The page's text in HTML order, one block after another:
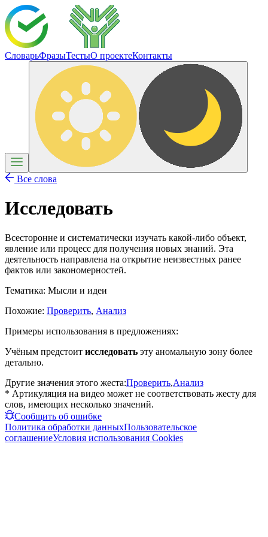
СловарьФразыТестыО проектеКонтакты
Все слова
Исследовать
Всесторонне и систематически изучать какой-либо объект,
явление или процесс для получения новых знаний. Эта
деятельность направлена на открытие неизвестных ранее
фактов или закономерностей.
Тематика: Мысли и идеи
Похожие: Проверить, Анализ
Примеры использования в предложениях:
Учёным предстоит исследовать эту аномальную зону более
детально.
Другие значения этого жеста:Проверить,Анализ
* Артикуляция на видео может не соответствовать жесту для
слов, имеющих несколько значений.
Сообщить об ошибке
Политика обработки данныхПользовательское
соглашениеУсловия использования Cookies